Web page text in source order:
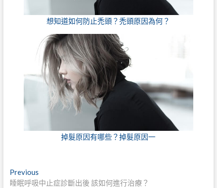
想知道如何防止禿頭？禿頭原因為何？
掉髮原因有哪些？掉髮原因一
文
PreviousPrevious
post:
睡眠呼吸中止症診斷出後 該如何進行治療？